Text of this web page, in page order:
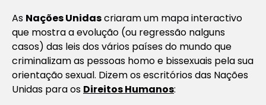
As Nações Unidascriaram um mapa interactivo
que mostra a evolução (ou regressão nalguns
casos) das leis dos vários países do mundo que
criminalizam as pessoas homo e bissexuais pela sua
orientação sexual. Dizem os escritórios das Nações
Unidas para os Direitos Humanos: